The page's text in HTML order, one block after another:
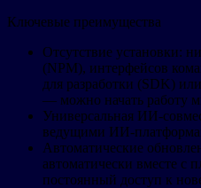
Ключевые преимущества
Отсутствие установки:
(NPM), интерфейсов
для разработки (SDK)
— можно начать работу
Универсальная ИИ-
ведущими ИИ-
Автоматические
автоматически вместе с
постоянный доступ к